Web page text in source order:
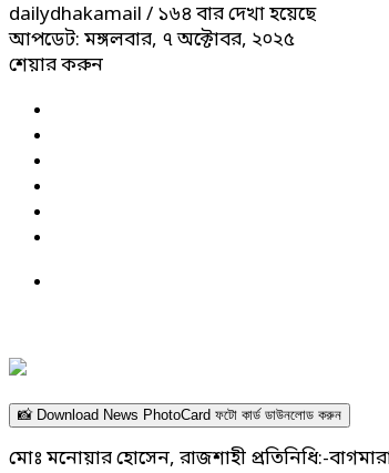
dailydhakamail / ১৬৪ বার দেখা হয়েছে
আপডেট: মঙ্গলবার, ৭ অক্টোবর, ২০২৫
শেয়ার করুন
📸 Download News PhotoCard ফটো কার্ড ডাউনলোড করুন
মোঃ মনোয়ার হোসেন, রাজশাহী প্রতিনিধি:-